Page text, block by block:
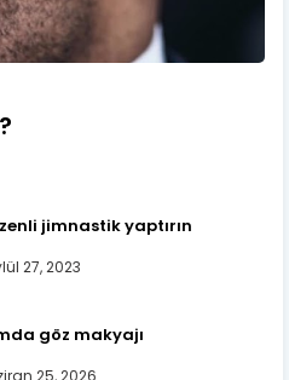
jimnastik yaptırın
27, 2023
göz makyajı
25, 2026